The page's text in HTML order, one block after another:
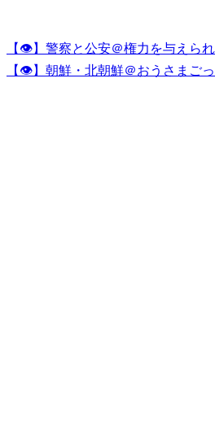
【👁】警察と公安＠権力を与えら
【👁】朝鮮・北朝鮮＠おうさまごっ